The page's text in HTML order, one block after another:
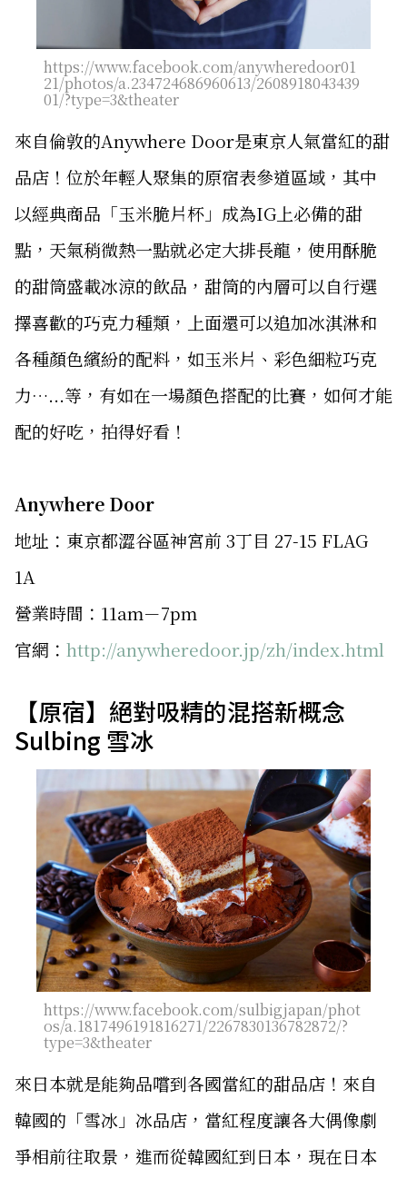
https://www.facebook.com/anywheredoor01
21/photos/a.234724686960613/2608918043439
01/?type=3&theater
來自倫敦的Anywhere Door是東京人氣當紅的甜
品店！位於年輕人聚集的原宿表參道區域，其中
以經典商品「玉米脆片杯」成為IG上必備的甜
點，天氣稍微熱一點就必定大排長龍，使用酥脆
的甜筒盛載冰涼的飲品，甜筒的內層可以自行選
擇喜歡的巧克力種類，上面還可以追加冰淇淋和
各種顏色繽紛的配料，如玉米片、彩色細粒巧克
力…...等，有如在一場顏色搭配的比賽，如何才能
配的好吃，拍得好看！
Anywhere Door
地址：東京都澀谷區神宮前 3丁目 27-15 FLAG
1A
營業時間：11am－7pm
官網： http://anywheredoor.jp/zh/index.html
【原宿】絕對吸精的混搭新概念
Sulbing 雪冰
https://www.facebook.com/sulbigjapan/phot
os/a.1817496191816271/2267830136782872/?
type=3&theater
來日本就是能夠品嚐到各國當紅的甜品店！來自
韓國的「雪冰」冰品店，當紅程度讓各大偶像劇
爭相前往取景，進而從韓國紅到日本，現在日本